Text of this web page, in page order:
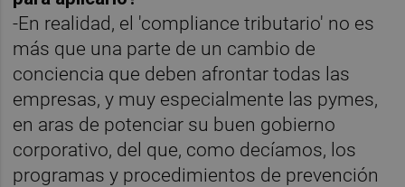
-En realidad, el 'compliance tributario' no es
más que una parte de un cambio de
conciencia que deben afrontar todas las
empresas, y muy especialmente las pymes,
en aras de potenciar su buen gobierno
corporativo, del que, como decíamos, los
programas y procedimientos de prevención